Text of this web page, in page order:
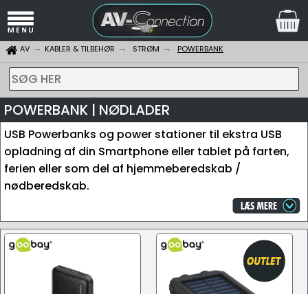
AV KABLER & TILBEHØR STRØM POWERBANK
SØG HER
POWERBANK | NØDLADER
USB Powerbanks og power stationer til ekstra USB
opladning af din Smartphone eller tablet på farten,
ferien eller som del af hjemmeberedskab /
nødberedskab.